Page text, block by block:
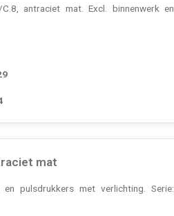
antraciet mat. Excl. binnenwerk en
mat
pulsdrukkers met verlichting. Serie: